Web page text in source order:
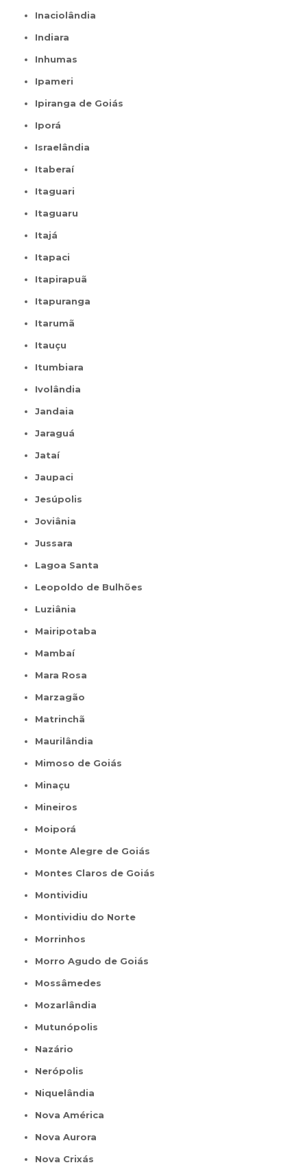
Inaciolândia
Indiara
Inhumas
Ipameri
Ipiranga de Goiás
Iporá
Israelândia
Itaberaí
Itaguari
Itaguaru
Itajá
Itapaci
Itapirapuã
Itapuranga
Itarumã
Itauçu
Itumbiara
Ivolândia
Jandaia
Jaraguá
Jataí
Jaupaci
Jesúpolis
Joviânia
Jussara
Lagoa Santa
Leopoldo de Bulhões
Luziânia
Mairipotaba
Mambaí
Mara Rosa
Marzagão
Matrinchã
Maurilândia
Mimoso de Goiás
Minaçu
Mineiros
Moiporá
Monte Alegre de Goiás
Montes Claros de Goiás
Montividiu
Montividiu do Norte
Morrinhos
Morro Agudo de Goiás
Mossâmedes
Mozarlândia
Mutunópolis
Nazário
Nerópolis
Niquelândia
Nova América
Nova Aurora
Nova Crixás